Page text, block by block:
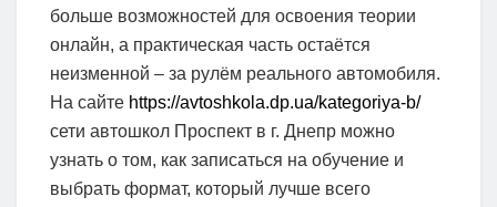
больше возможностей для освоения теории
онлайн, а практическая часть остаётся
неизменной – за рулём реального автомобиля.
На сайте https://avtoshkola.dp.ua/kategoriya-b/
сети автошкол Проспект в г. Днепр можно
узнать о том, как записаться на обучение и
выбрать формат, который лучше всего